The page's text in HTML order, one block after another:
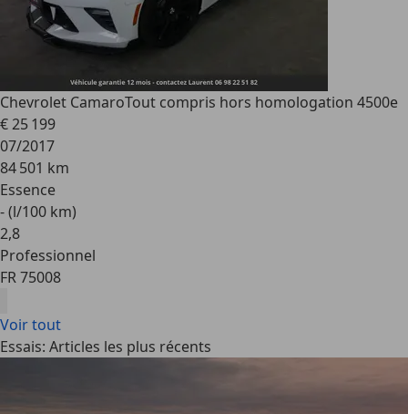
Chevrolet CamaroTout compris hors homologation 4500e
€ 25 199
07/2017
84 501 km
Essence
- (l/100 km)
2,8
Professionnel
FR 75008
Voir tout
Essais: Articles les plus récents